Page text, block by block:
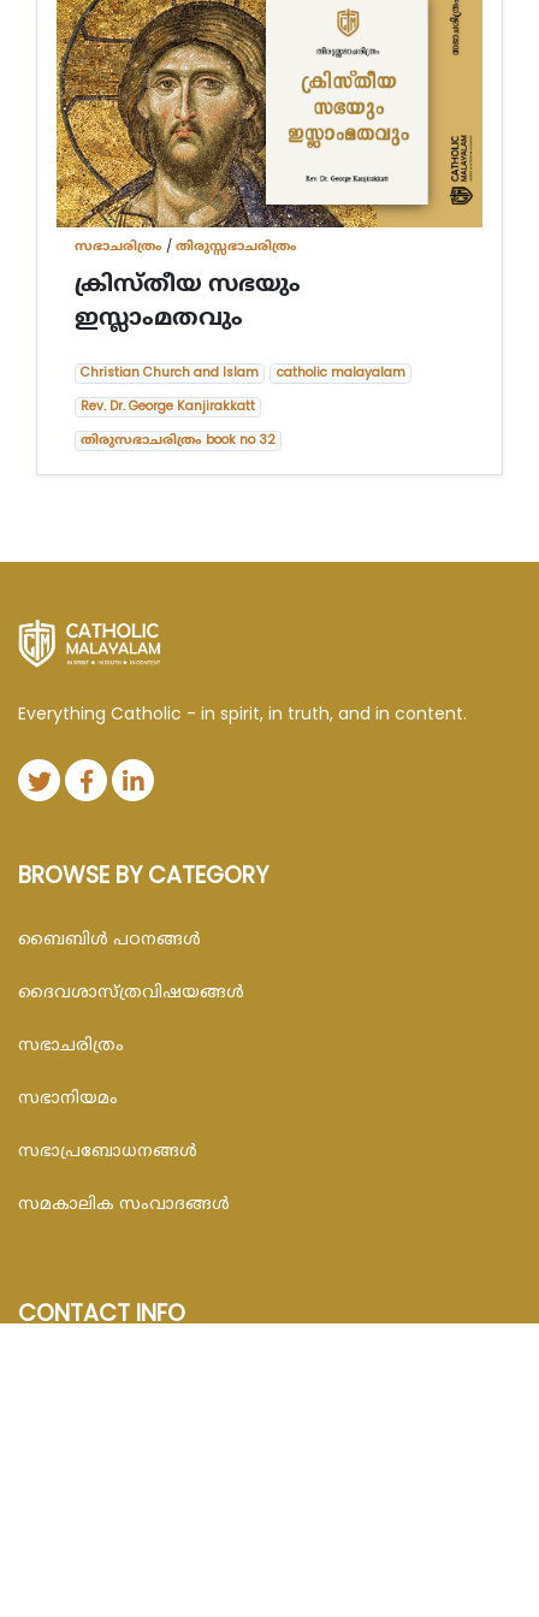
സഭാചരിത്രം /തിരുസ്സഭാചരിത്രം
ക്രിസ്തീയ സഭയും
ഇസ്ലാംമതവും
Christian Church and Islam
catholic malayalam
Rev. Dr. George Kanjirakkatt
തിരുസഭാചരിത്രം book no 32
Everything Catholic - in spirit, in truth, and in content.
BROWSE BY CATEGORY
ബൈബിള്‍ പഠനങ്ങള്‍
ദൈവശാസ്ത്രവിഷയങ്ങള്‍
സഭാചരിത്രം
സഭാനിയമം
സഭാപ്രബോധനങ്ങള്‍
സമകാലിക സംവാദങ്ങൾ
CONTACT INFO